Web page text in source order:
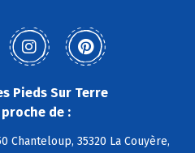
Pieds Sur Terre
de :
Chanteloup, 35320 La Couyère,